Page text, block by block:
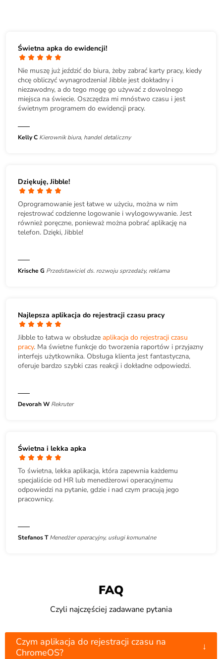
Świetna apka do ewidencji!
Nie muszę już jeździć do biura, żeby zabrać karty pracy, kiedy
chcę obliczyć wynagrodzenia! Jibble jest dokładny i
niezawodny, a do tego mogę go używać z dowolnego
miejsca na świecie. Oszczędza mi mnóstwo czasu i jest
świetnym programem do ewidencji pracy.
Kelly C Kierownik biura, handel detaliczny
Dziękuję, Jibble!
Oprogramowanie jest łatwe w użyciu, można w nim
rejestrować codzienne logowanie i wylogowywanie. Jest
również poręczne, ponieważ można pobrać aplikację na
telefon. Dzięki, Jibble!
Krische G Przedstawiciel ds. rozwoju sprzedaży, reklama
Najlepsza aplikacja do rejestracji czasu pracy
Jibble to łatwa w obsłudze aplikacja do rejestracji czasu
pracy. Ma świetne funkcje do tworzenia raportów i przyjazny
interfejs użytkownika. Obsługa klienta jest fantastyczna,
oferuje bardzo szybki czas reakcji i dokładne odpowiedzi.
Devorah W Rekruter
Świetna i lekka apka
To świetna, lekka aplikacja, która zapewnia każdemu
specjaliście od HR lub menedżerowi operacyjnemu
odpowiedzi na pytanie, gdzie i nad czym pracują jego
pracownicy.
Stefanos T Menedżer operacyjny, usługi komunalne
FAQ
Czyli najczęściej zadawane pytania
Czym aplikacja do rejestracji czasu na
ChromeOS?
↓